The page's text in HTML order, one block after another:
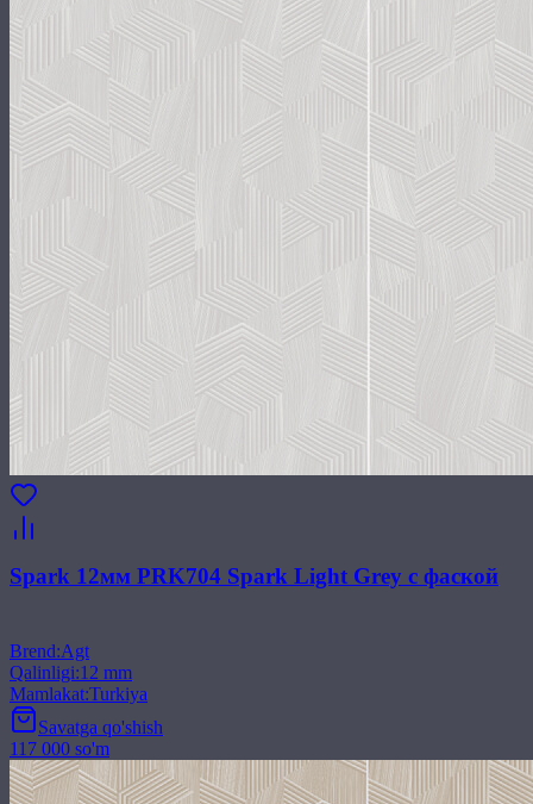
Spark 12мм PRK704 Spark Light Grey с фаской
Brend:Agt
Qalinligi:12 mm
Mamlakat:Turkiya
Savatga qo'shish
117 000 so'm